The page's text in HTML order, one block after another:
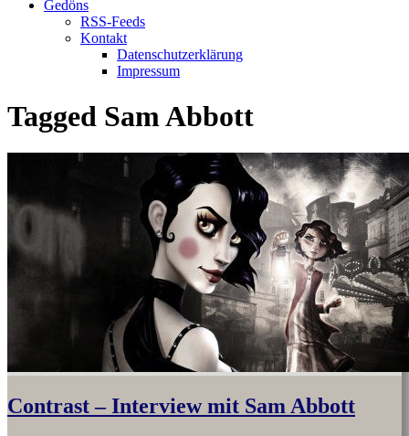
Gedöns
RSS-Feeds
Kontakt
Datenschutzerklärung
Impressum
Tagged Sam Abbott
Contrast – Interview mit Sam Abbott